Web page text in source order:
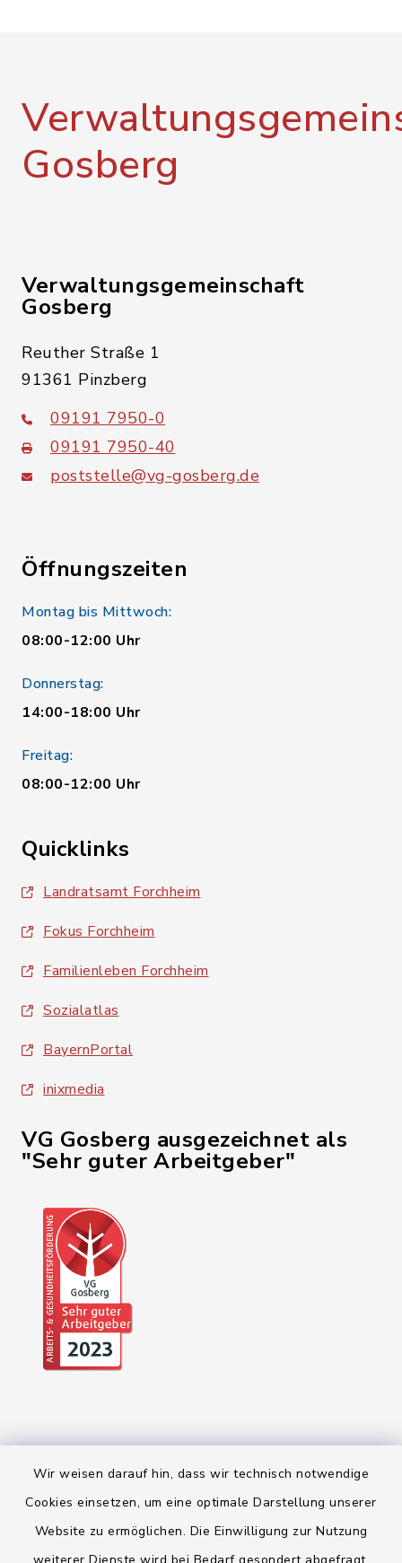
Wir weisen darauf hin, dass wir technisch notwendige
Cookies einsetzen, um eine optimale Darstellung unserer
Website zu ermöglichen. Die Einwilligung zur Nutzung
Gosberg
Verwaltungsgemeinschaft
Gosberg
Reuther Straße 1
91361 Pinzberg
09191 7950-0
09191 7950-40
poststelle@vg-gosberg.de
Öffnungszeiten
Montag bis Mittwoch:
08:00-12:00 Uhr
Donnerstag:
14:00-18:00 Uhr
Freitag:
08:00-12:00 Uhr
Quicklinks
Landratsamt Forchheim
Fokus Forchheim
Familienleben Forchheim
Sozialatlas
BayernPortal
inixmedia
VG Gosberg ausgezeichnet als
"Sehr guter Arbeitgeber"
Kontakt